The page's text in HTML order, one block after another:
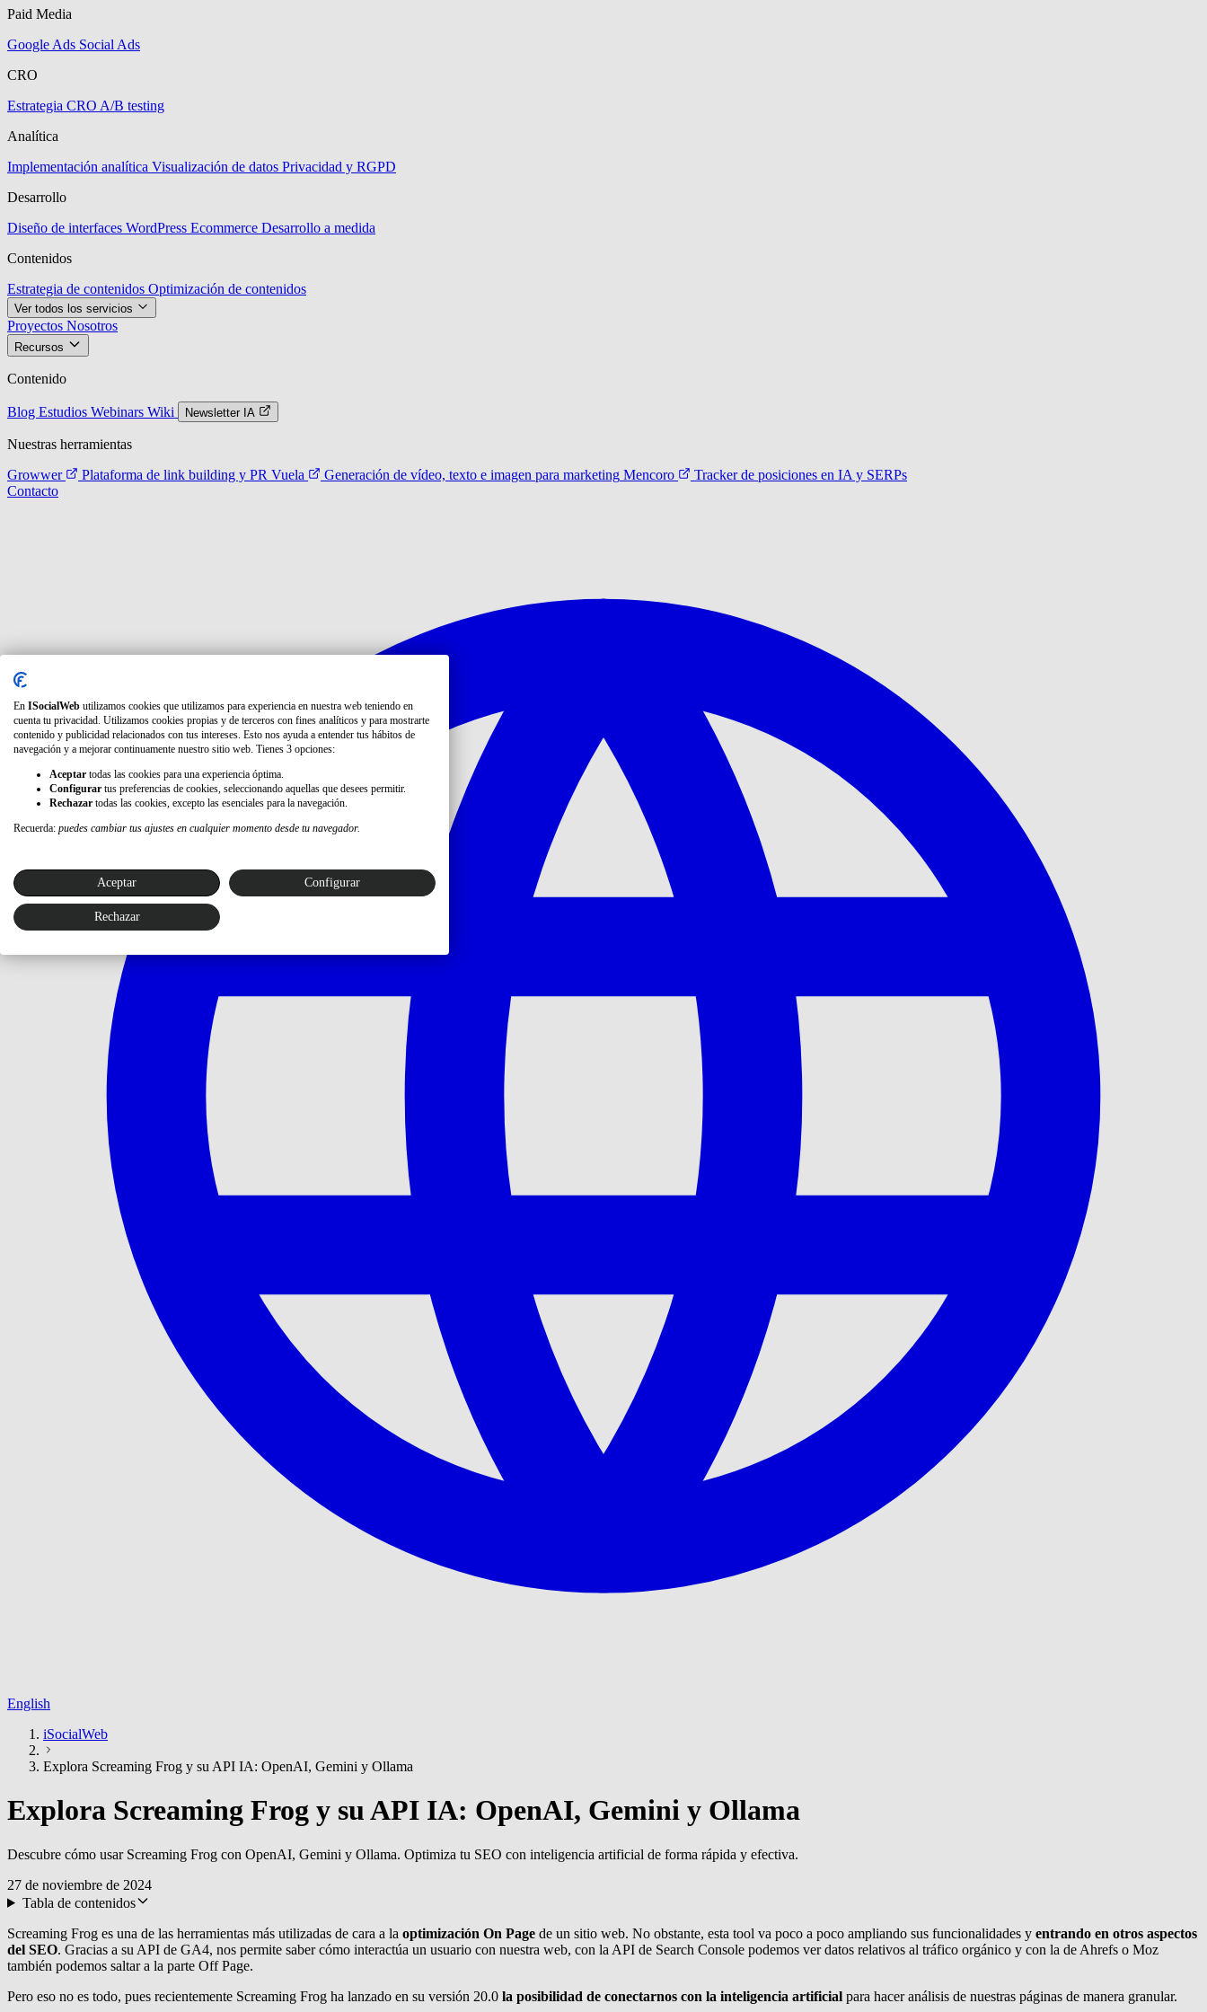
Paid Media
Google Ads Social Ads
CRO
Estrategia CRO A/B testing
Analítica
Implementación analítica Visualización de datos Privacidad y RGPD
Desarrollo
Diseño de interfaces WordPress Ecommerce Desarrollo a medida
Contenidos
Estrategia de contenidos Optimización de contenidos
Ver todos los servicios
Proyectos Nosotros
Recursos
Contenido
Blog Estudios Webinars Wiki Newsletter IA
Nuestras herramientas
Growwer
Plataforma de link building y PR Vuela Generación de vídeo, texto e imagen para marketing Mencoro
Tracker de posiciones en IA y SERPs
Contacto
English
iSocialWeb
Explora Screaming Frog y su API IA: OpenAI, Gemini y Ollama
Explora Screaming Frog y su API IA: OpenAI, Gemini y Ollama
Descubre cómo usar Screaming Frog con OpenAI, Gemini y Ollama. Optimiza tu SEO con inteligencia artificial de forma rápida y efectiva.
27 de noviembre de 2024
Tabla de contenidos
Screaming Frog es una de las herramientas más utilizadas de cara a la optimización On Page de un sitio web. No obstante, esta tool va poco a poco ampliando sus funcionalidades y entrando en otros aspectos
del SEO. Gracias a su API de GA4, nos permite saber cómo interactúa un usuario con nuestra web, con la API de Search Console podemos ver datos relativos al tráfico orgánico y con la de Ahrefs o Moz
también podemos saltar a la parte Off Page.
Pero eso no es todo, pues recientemente Screaming Frog ha lanzado en su versión 20.0 la posibilidad de conectarnos con la inteligencia artificial para hacer análisis de nuestras páginas de manera granular.
En ISocialWeb utilizamos cookies que utilizamos para experiencia en nuestra web teniendo en
cuenta tu privacidad. Utilizamos cookies propias y de terceros con fines analíticos y para mostrarte
contenido y publicidad relacionados con tus intereses. Esto nos ayuda a entender tus hábitos de
navegación y a mejorar continuamente nuestro sitio web. Tienes 3 opciones:
Aceptar todas las cookies para una experiencia óptima.
Configurar tus preferencias de cookies, seleccionando aquellas que desees permitir.
Rechazar todas las cookies, excepto las esenciales para la navegación.
Recuerda: puedes cambiar tus ajustes en cualquier momento desde tu navegador.
Aceptar Configurar
Rechazar